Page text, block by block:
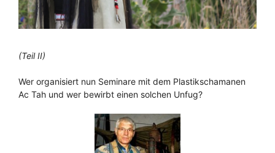
(Teil II)
Wer organisiert nun Seminare mit dem Plastikschamanen
Ac Tah und wer bewirbt einen solchen Unfug?